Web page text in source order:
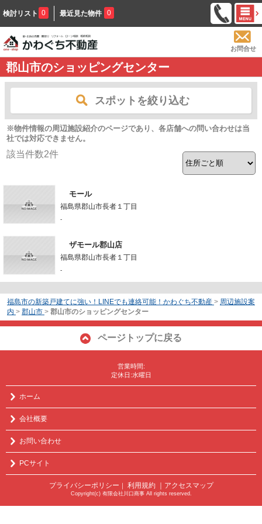
検討リスト 0 最近見た物件 0
お問合せ
郡山市のショッピングセンター
スポットを絞り込む
※物件情報の周辺施設紹介のページであり、各店舗への問い合わせは当
社では対応できません。
該当件数2件
モール
福島県郡山市長者１丁目
-
ザモール郡山店
福島県郡山市長者１丁目
-
福島市の新築戸建てに強い！LINEでも連絡可能！かわぐち不動産 > 周辺施設案
内 > 郡山市 > 郡山市のショッピングセンター
ページトップに戻る
営業時間:
定休日:水曜日
ホーム
会社概要
お問い合わせ
PCサイト
プライバシーポリシー ｜ 利用規約 ｜アクセスマップ
Copyright(c) 有限会社川口商事 All rights reserved.